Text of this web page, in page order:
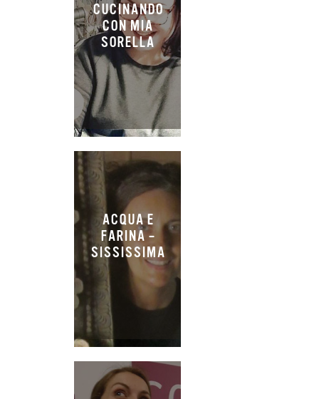
CUCINANDO
CON MIA
SORELLA
ACQUA E
FARINA –
SISSISSIMA